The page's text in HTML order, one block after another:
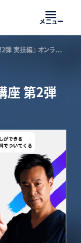
メニュー
船水隆広の『最強の東洋医学講座 第2弾 実技編』 オンラインセミナー
座 第2弾